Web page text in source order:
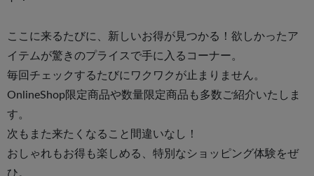
ここに来るたびに、新しいお得が見つかる！欲しかったア
イテムが驚きのプライスで手に入るコーナー。
毎回チェックするたびにワクワクが止まりません。
OnlineShop限定商品や数量限定商品も多数ご紹介いたしま
す。
次もまた来たくなること間違いなし！
おしゃれもお得も楽しめる、特別なショッピング体験をぜ
ひ。